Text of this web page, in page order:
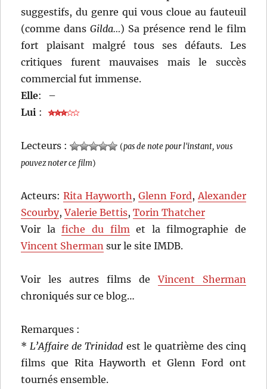
suggestifs, du genre qui vous cloue au fauteuil
(comme dansGilda…) Sa présence rend le film
fort plaisant malgré tous ses défauts. Les
critiques furent mauvaises mais le succès
commercial fut immense.
Elle:
–
Lui :
Lecteurs : (pas de note pour l'instant, vous
pouvez noter ce film)
Acteurs:Rita Hayworth , Glenn Ford, Alexander
Scourby,Valerie Bettis,Torin Thatcher
Voir lafiche du film et la filmographie de
Vincent Sherman sur le site IMDB.
Voir les autres films deVincent Sherman
chroniqués sur ce blog…
Remarques :
* L’Affaire de Trinidad est le quatrième des cinq
films que Rita Hayworth et Glenn Ford ont
tournés ensemble.